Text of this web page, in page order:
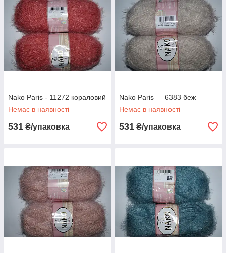
Nako Paris - 11272 кораловий
Немає в наявності
531 ₴/упаковка
Nako Paris — 6383 беж
Немає в наявності
531 ₴/упаковка